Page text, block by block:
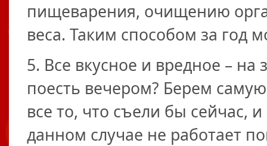
пищеварения, очищению
веса. Таким способом за год
5. Все вкусное и вредное –
поесть вечером? Берем
все то, что съели бы сейчас,
данном случае не работает